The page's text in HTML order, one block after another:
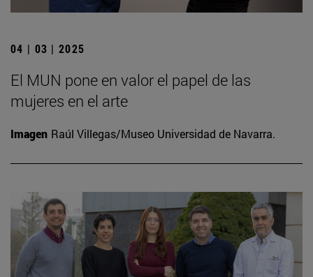
04 | 03 | 2025
El MUN pone en valor el papel de las
mujeres en el arte
Imagen Raúl Villegas/Museo Universidad de Navarra.